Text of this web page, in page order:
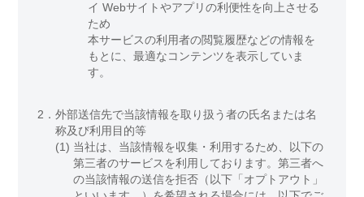
イ Webサイトやアプリの利便性を向上させる
ため
本サービスの利用者の閲覧履歴などの情報を
もとに、最適なコンテンツを表示していま
す。
2．外部送信先で当該情報を取り扱う者の氏名または名
称及び利用目的等
(1) 当社は、当該情報を収集・利用するため、以下の
第三者のサービスを利用しております。第三者へ
の当該情報の送信を拒否（以下「オプトアウト」